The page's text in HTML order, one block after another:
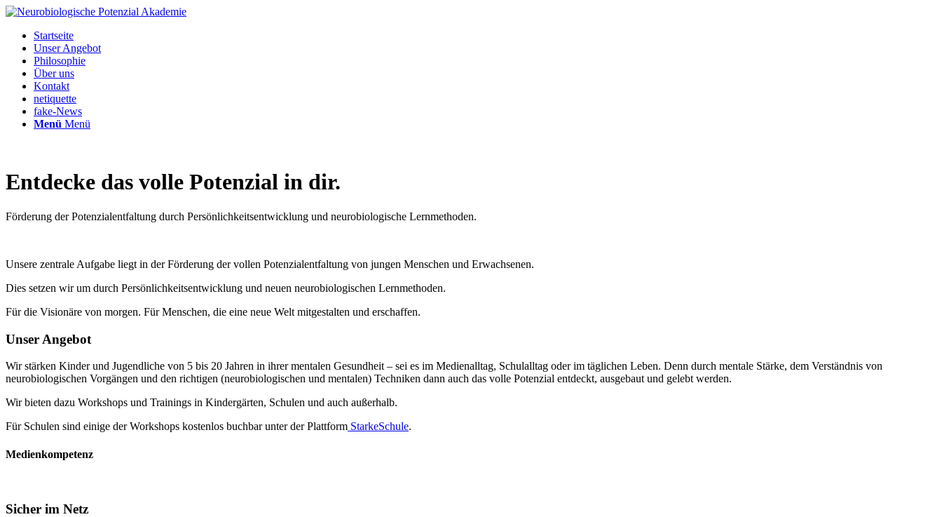
Startseite
Unser Angebot
Philosophie
Über uns
Kontakt
netiquette
fake-News
Menü Menü
Entdecke das volle Potenzial in dir.
Förderung der Potenzialentfaltung durch Persönlichkeitsentwicklung und neurobiologische Lernmethoden.
Unsere zentrale Aufgabe liegt in der Förderung der vollen Potenzialentfaltung von jungen Menschen und Erwachsenen.
Dies setzen wir um durch Persönlichkeitsentwicklung und neuen neurobiologischen Lernmethoden.
Für die Visionäre von morgen. Für Menschen, die eine neue Welt mitgestalten und erschaffen.
Unser Angebot
Wir stärken Kinder und Jugendliche von 5 bis 20 Jahren in ihrer mentalen Gesundheit – sei es im Medienalltag, Schulalltag oder im täglichen Leben. Denn durch mentale Stärke, dem Verständnis von
neurobiologischen Vorgängen und den richtigen (neurobiologischen und mentalen) Techniken dann auch das volle Potenzial entdeckt, ausgebaut und gelebt werden.
Wir bieten dazu Workshops und Trainings in Kindergärten, Schulen und auch außerhalb.
Für Schulen sind einige der Workshops kostenlos buchbar unter der Plattform StarkeSchule.
Medienkompetenz
Sicher im Netz